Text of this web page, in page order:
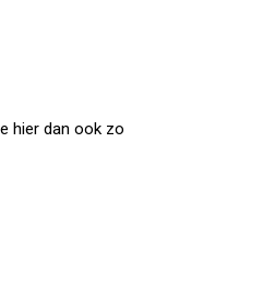
hier dan ook zo